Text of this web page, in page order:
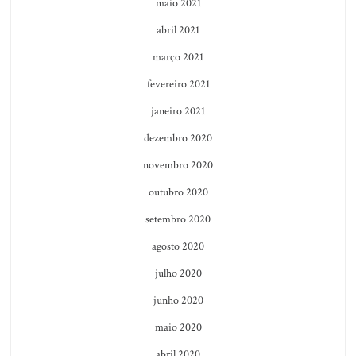
maio 2021
abril 2021
março 2021
fevereiro 2021
janeiro 2021
dezembro 2020
novembro 2020
outubro 2020
setembro 2020
agosto 2020
julho 2020
junho 2020
maio 2020